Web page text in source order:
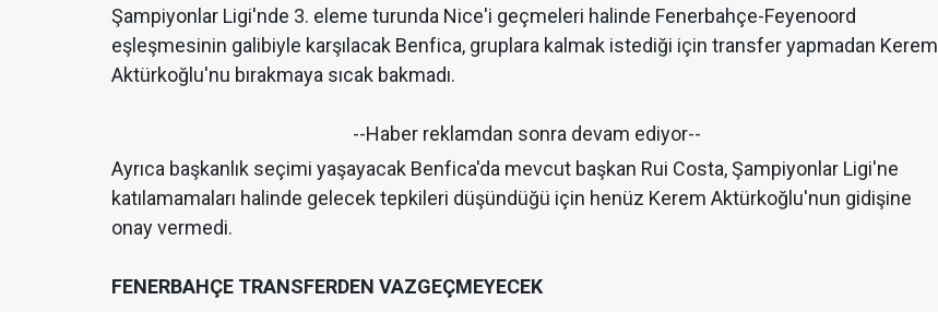
Şampiyonlar Ligi'nde 3. eleme turunda Nice'i geçmeleri halinde Fenerbahçe-Feyenoord
eşleşmesinin galibiyle karşılacak Benfica, gruplara kalmak istediği için transfer yapmadan Kerem
Aktürkoğlu'nu bırakmaya sıcak bakmadı.
--Haber reklamdan sonra devam ediyor--
Ayrıca başkanlık seçimi yaşayacak Benfica'da mevcut başkan Rui Costa, Şampiyonlar Ligi'ne
katılamamaları halinde gelecek tepkileri düşündüğü için henüz Kerem Aktürkoğlu'nun gidişine
onay vermedi.
FENERBAHÇE TRANSFERDEN VAZGEÇMEYECEK